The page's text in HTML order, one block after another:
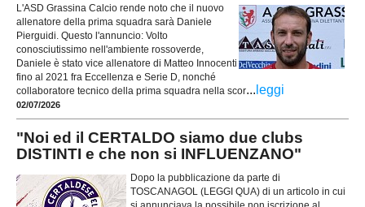
L'ASD Grassina Calcio rende noto che il nuovo
allenatore della prima squadra sarà Daniele
Pierguidi. Questo l'annuncio: Volto
conosciutissimo nell'ambiente rossoverde,
Daniele è stato vice allenatore di Matteo Innocenti
fino al 2021 fra Eccellenza e Serie D, nonché
collaboratore tecnico della prima squadra nella scor... leggi
02/07/2026
"Noi ed il CERTALDO siamo due clubs
DISTINTI e che non si INFLUENZANO"
Dopo la pubblicazione da parte di
TOSCANAGOL (LEGGI QUA) di un articolo in cui